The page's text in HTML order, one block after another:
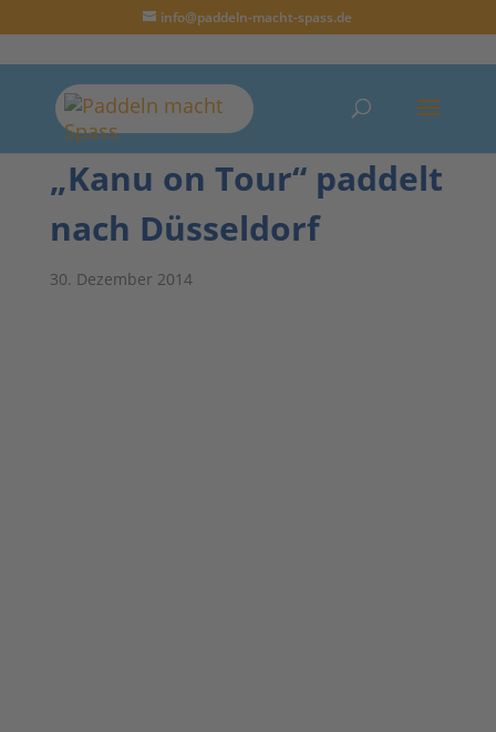
info@paddeln-macht-spass.de
„Kanu on Tour“ paddelt
nach Düsseldorf
30. Dezember 2014